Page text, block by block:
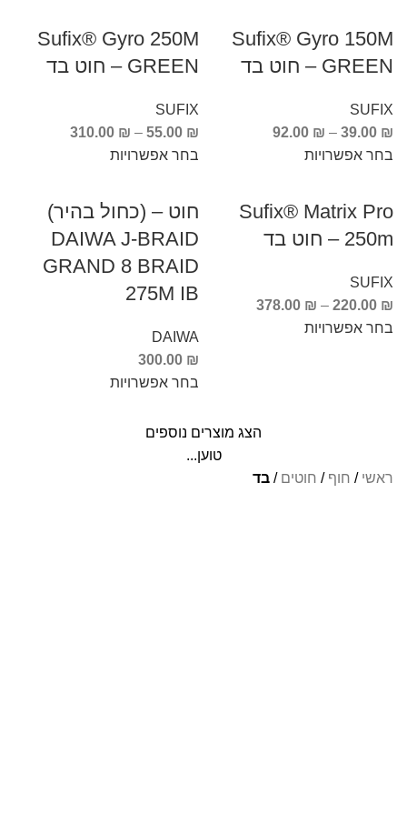
Sufix® Gyro 150M
GREEN – חוט בד
SUFIX
39.00 ₪
–
92.00 ₪
בחר אפשרויות
Sufix® Gyro 250M
GREEN – חוט בד
SUFIX
55.00 ₪
–
310.00 ₪
בחר אפשרויות
Sufix® Matrix Pro
250m – חוט בד
SUFIX
220.00 ₪
–
378.00 ₪
בחר אפשרויות
חוט – (כחול בהיר)
DAIWA J-BRAID
GRAND 8 BRAID
275M IB
DAIWA
300.00 ₪
בחר אפשרויות
הצג מוצרים נוספים
טוען...
ראשי / חוף / חוטים / בד